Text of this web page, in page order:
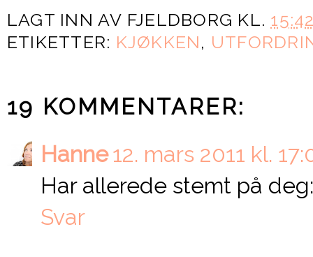
LAGT INN AV FJELDBORG KL.
ETIKETTER: KJØKKEN,
19 KOMMENTARER:
Hanne12. mars 2011 kl.
Har allerede stemt på
Svar